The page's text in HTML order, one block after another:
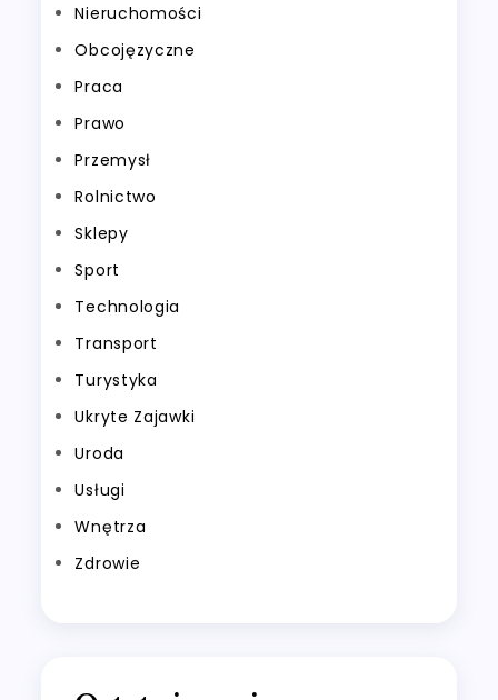
Nieruchomości
Obcojęzyczne
Praca
Prawo
Przemysł
Rolnictwo
Sklepy
Sport
Technologia
Transport
Turystyka
Ukryte Zajawki
Uroda
Usługi
Wnętrza
Zdrowie